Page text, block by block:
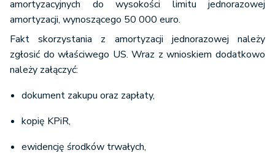
amortyzacyjnych do wysokości limitu jednorazowej
amortyzacji, wynoszącego 50 000 euro.
Fakt skorzystania z amortyzacji jednorazowej należy
zgłosić do właściwego US. Wraz z wnioskiem dodatkowo
należy załączyć:
dokument zakupu oraz zapłaty,
kopię KPiR,
ewidencję środków trwałych,